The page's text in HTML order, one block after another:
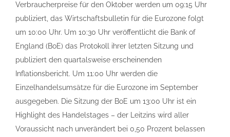
Verbraucherpreise für den Oktober werden um 09:15 Uhr
publiziert, das Wirtschaftsbulletin für die Eurozone folgt
um 10:00 Uhr. Um 10:30 Uhr veröffentlicht die Bank of
England (BoE) das Protokoll ihrer letzten Sitzung und
publiziert den quartalsweise erscheinenden
Inflationsbericht. Um 11:00 Uhr werden die
Einzelhandelsumsätze für die Eurozone im September
ausgegeben. Die Sitzung der BoE um 13:00 Uhr ist ein
Highlight des Handelstages – der Leitzins wird aller
Voraussicht nach unverändert bei 0,50 Prozent belassen